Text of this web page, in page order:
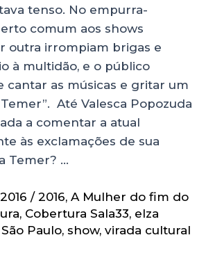
tenso. No empurra-
comum aos shows
outra irrompiam brigas e
à multidão, e o público
cantar as músicas e gritar um
Até Valesca Popozuda
a comentar a atual
às exclamações de sua
Temer? …
/ 2016, A Mulher do fim do
, Cobertura Sala33, elza
São Paulo, show, virada cultural